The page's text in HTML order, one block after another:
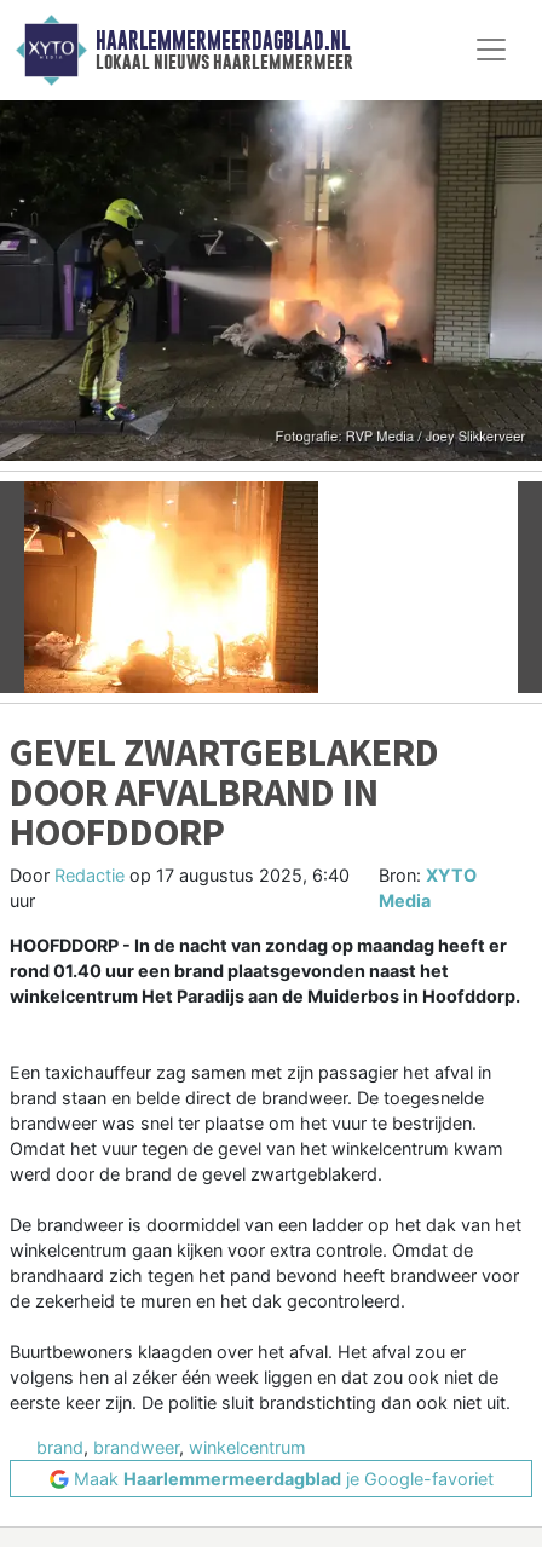
HAARLEMMERMEERDAGBLAD.NL
lokaal nieuws haarlemmermeer
GEVEL ZWARTGEBLAKERD
DOOR AFVALBRAND IN
HOOFDDORP
Door Redactie op 17 augustus 2025, 6:40
uur
Bron:XYTO
Media
HOOFDDORP - In de nacht van zondag op maandag heeft er
rond 01.40 uur een brand plaatsgevonden naast het
winkelcentrum Het Paradijs aan de Muiderbos in Hoofddorp.
Een taxichauffeur zag samen met zijn passagier het afval in
brand staan en belde direct de brandweer. De toegesnelde
brandweer was snel ter plaatse om het vuur te bestrijden.
Omdat het vuur tegen de gevel van het winkelcentrum kwam
werd door de brand de gevel zwartgeblakerd.
De brandweer is doormiddel van een ladder op het dak van het
winkelcentrum gaan kijken voor extra controle. Omdat de
brandhaard zich tegen het pand bevond heeft brandweer voor
de zekerheid te muren en het dak gecontroleerd.
Buurtbewoners klaagden over het afval. Het afval zou er
volgens hen al zéker één week liggen en dat zou ook niet de
eerste keer zijn. De politie sluit brandstichting dan ook niet uit.
brand, brandweer, winkelcentrum
Maak Haarlemmermeerdagbladje Google-favoriet